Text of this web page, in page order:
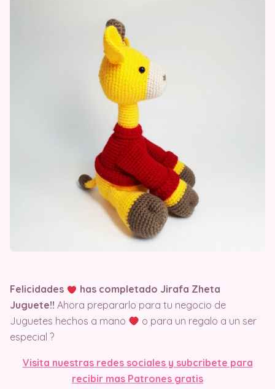
Felicidades
has completado Jirafa Zheta
Juguete!! Ahora prepararlo para tu negocio de
Juguetes hechos a mano
o para un regalo a un ser
especial ?
Visita nuestras redes sociales y subcribete para
recibir mas Patrones gratis